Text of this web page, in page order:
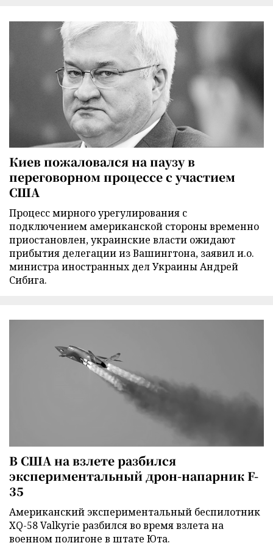
Киев пожаловался на паузу в
переговорном процессе с участием
США
Процесс мирного урегулирования с
подключением американской стороны временно
приостановлен, украинские власти ожидают
прибытия делегации из Вашингтона, заявил и.о.
министра иностранных дел Украины Андрей
Сибига.
В США на взлете разбился
экспериментальный дрон-напарник F-
35
Американский экспериментальный беспилотник
XQ-58 Valkyrie разбился во время взлета на
военном полигоне в штате Юта.